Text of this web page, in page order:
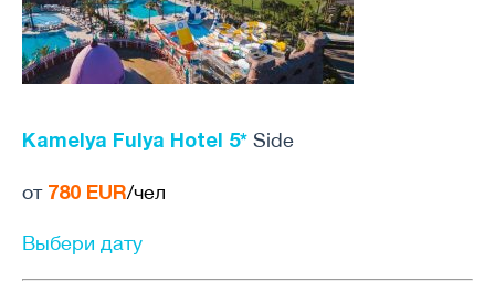
Kamelya Fulya Hotel 5* Side
от 780 EUR/чел
Выбери дату